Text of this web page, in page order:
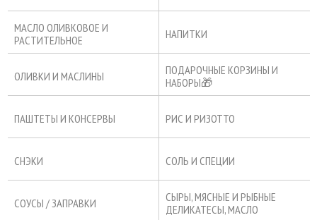
МАСЛО ОЛИВКОВОЕ И
РАСТИТЕЛЬНОЕ
НАПИТКИ
ОЛИВКИ И МАСЛИНЫ
ПОДАРОЧНЫЕ КОРЗИНЫ И
НАБОРЫ🎁
ПАШТЕТЫ И КОНСЕРВЫ РИС И РИЗОТТО
СНЭКИ СОЛЬ И СПЕЦИИ
СОУСЫ / ЗАПРАВКИ
СЫРЫ, МЯСНЫЕ И РЫБНЫЕ
ДЕЛИКАТЕСЫ, МАСЛО